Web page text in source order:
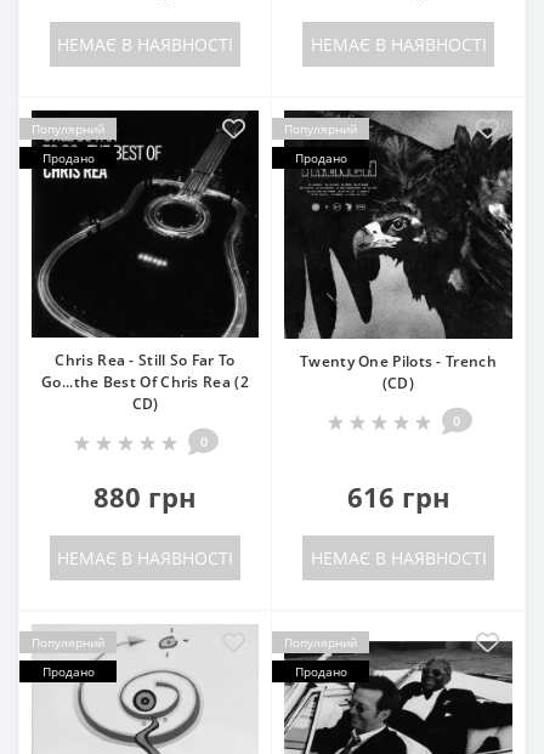
НЕМАЄ В НАЯВНОСТІ НЕМАЄ В НАЯВНОСТІ
Популярний
Продано
Chris Rea - Still So Far To
Go...the Best Of Chris Rea (2
CD)
0
880 грн
НЕМАЄ В НАЯВНОСТІ
Популярний
Продано
Twenty One Pilots - Trench
(CD)
0
616 грн
НЕМАЄ В НАЯВНОСТІ
Популярний
Продано
Популярний
Продано